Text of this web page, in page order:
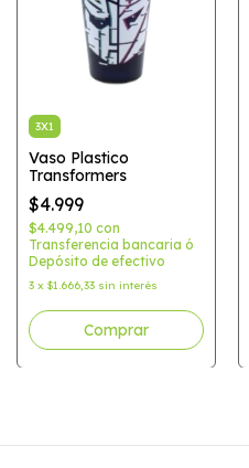
3X1
Vaso Plastico
Transformers
$4.999
$4.499,10 con
Transferencia bancaria ó
Depósito de efectivo
3 x $1.666,33 sin interés